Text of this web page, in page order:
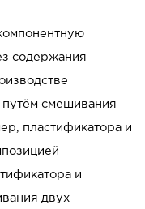
содержания
путём смешивания
пластификатора и
и
двух